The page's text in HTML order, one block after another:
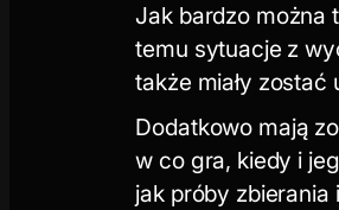
Jak bardzo można
temu sytuacje z
także miały zostać
Dodatkowo mają
w co gra, kiedy i
jak próby zbierania